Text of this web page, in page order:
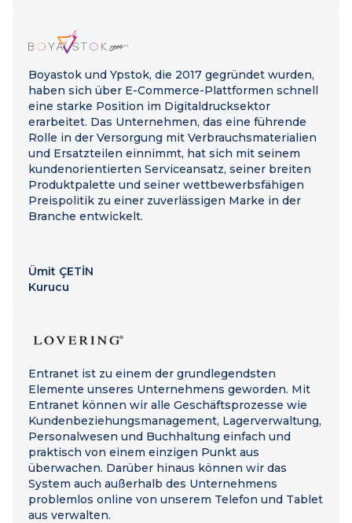
Boyastok und Ypstok, die 2017 gegründet wurden,
haben sich über E-Commerce-Plattformen schnell
eine starke Position im Digitaldrucksektor
erarbeitet. Das Unternehmen, das eine führende
Rolle in der Versorgung mit Verbrauchsmaterialien
und Ersatzteilen einnimmt, hat sich mit seinem
kundenorientierten Serviceansatz, seiner breiten
Produktpalette und seiner wettbewerbsfähigen
Preispolitik zu einer zuverlässigen Marke in der
Branche entwickelt.
Ümit ÇETİN
Kurucu
Entranet ist zu einem der grundlegendsten
Elemente unseres Unternehmens geworden. Mit
Entranet können wir alle Geschäftsprozesse wie
Kundenbeziehungsmanagement, Lagerverwaltung,
Personalwesen und Buchhaltung einfach und
praktisch von einem einzigen Punkt aus
überwachen. Darüber hinaus können wir das
System auch außerhalb des Unternehmens
problemlos online von unserem Telefon und Tablet
aus verwalten.